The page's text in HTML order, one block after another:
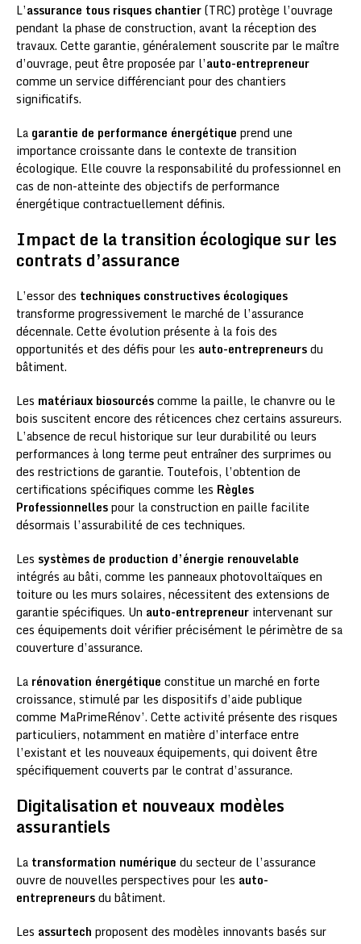
L’assurance tous risques chantier(TRC) protège l’ouvrage
pendant la phase de construction, avant la réception des
travaux. Cette garantie, généralement souscrite par le maître
d’ouvrage, peut être proposée par l’auto-entrepreneur
comme un service différenciant pour des chantiers
significatifs.
La garantie de performance énergétique prend une
importance croissante dans le contexte de transition
écologique. Elle couvre la responsabilité du professionnel en
cas de non-atteinte des objectifs de performance
énergétique contractuellement définis.
Impact de la transition écologique sur les
contrats d’assurance
L’essor des techniques constructives écologiques
transforme progressivement le marché de l’assurance
décennale. Cette évolution présente à la fois des
opportunités et des défis pour les auto-entrepreneursdu
bâtiment.
Les matériaux biosourcéscomme la paille, le chanvre ou le
bois suscitent encore des réticences chez certains assureurs.
L’absence de recul historique sur leur durabilité ou leurs
performances à long terme peut entraîner des surprimes ou
des restrictions de garantie. Toutefois, l’obtention de
certifications spécifiques comme les Règles
Professionnellespour la construction en paille facilite
désormais l’assurabilité de ces techniques.
Les systèmes de production d’énergie renouvelable
intégrés au bâti, comme les panneaux photovoltaïques en
toiture ou les murs solaires, nécessitent des extensions de
garantie spécifiques. Un auto-entrepreneur intervenant sur
ces équipements doit vérifier précisément le périmètre de sa
couverture d’assurance.
La rénovation énergétique constitue un marché en forte
croissance, stimulé par les dispositifs d’aide publique
comme MaPrimeRénov’. Cette activité présente des risques
particuliers, notamment en matière d’interface entre
l’existant et les nouveaux équipements, qui doivent être
spécifiquement couverts par le contrat d’assurance.
Digitalisation et nouveaux modèles
assurantiels
La transformation numérique du secteur de l’assurance
ouvre de nouvelles perspectives pour les auto-
entrepreneursdu bâtiment.
Les assurtech proposent des modèles innovants basés sur